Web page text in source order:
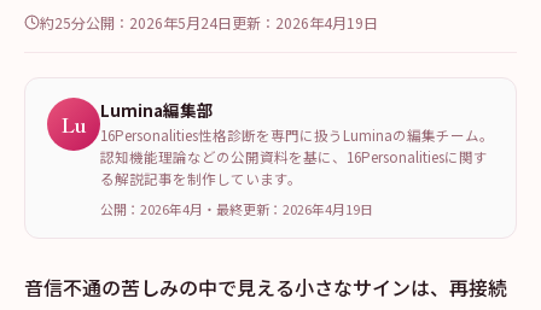
約25分公開： 2026年5月24日更新： 2026年4月19日
Lu Lumina編集部
16Personalities性格診断を専門に扱うLuminaの編集チーム。
認知機能理論などの公開資料を基に、16Personalitiesに関す
る解説記事を制作しています。
公開：2026年4月 ・ 最終更新： 2026年4月19日
音信不通の苦しみの中で見える小さなサインは、再接続